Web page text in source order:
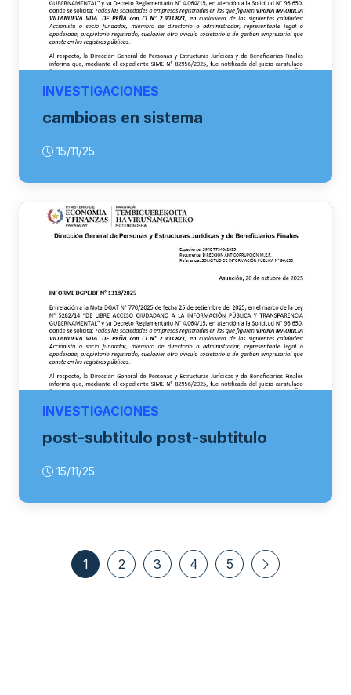
INVESTIGACIONES
cambioas en sistema
15/11/25
INVESTIGACIONES
post-subtitulo post-subtitulo
15/11/25
1 2 3 4 5